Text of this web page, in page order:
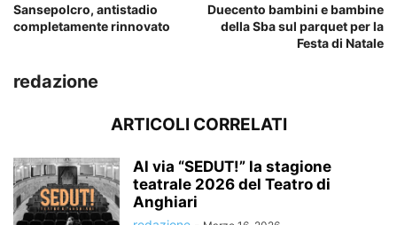
Sansepolcro, antistadio
completamente rinnovato
Duecento bambini e bambine
della Sba sul parquet per la
Festa di Natale
redazione
ARTICOLI CORRELATI
Al via “SEDUT!” la stagione
teatrale 2026 del Teatro di
Anghiari